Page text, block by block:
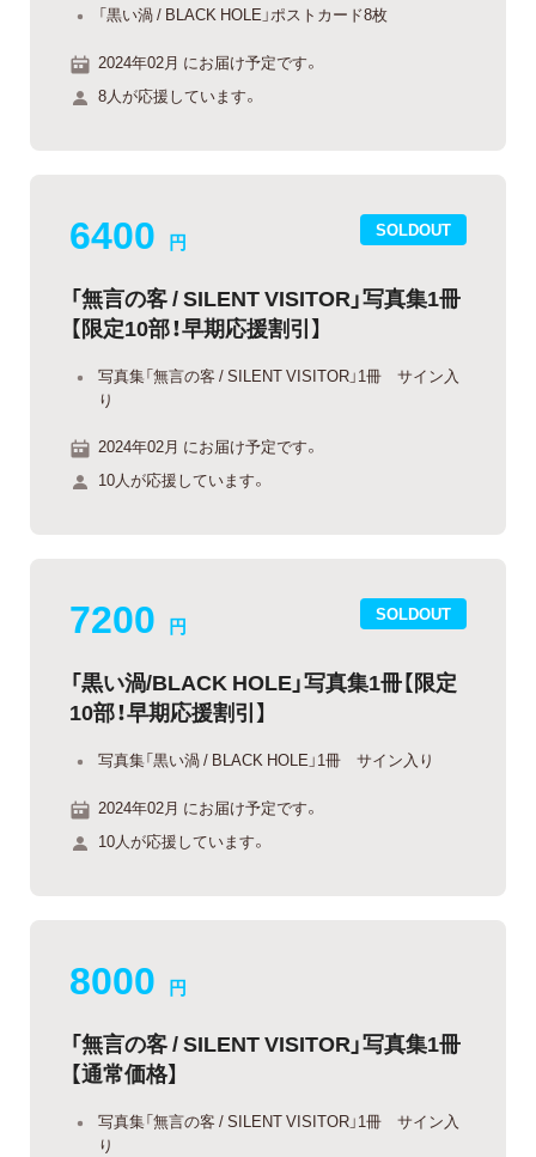
「黒い渦 / BLACK HOLE」ポストカード8枚
2024年02月 にお届け予定です。
8人が応援しています。
SOLDOUT
6400 円
「無言の客 / SILENT VISITOR」写真集1冊
【限定10部！早期応援割引】
写真集「無言の客 / SILENT VISITOR」1冊 サイン入
り
2024年02月 にお届け予定です。
10人が応援しています。
SOLDOUT
7200 円
「黒い渦/BLACK HOLE」写真集1冊【限定
10部！早期応援割引】
写真集「黒い渦 / BLACK HOLE」1冊 サイン入り
2024年02月 にお届け予定です。
10人が応援しています。
8000 円
「無言の客 / SILENT VISITOR」写真集1冊
【通常価格】
写真集「無言の客 / SILENT VISITOR」1冊 サイン入
り